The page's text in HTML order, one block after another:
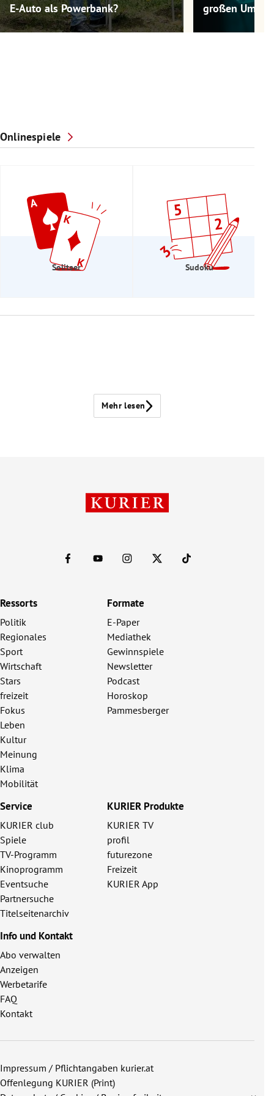
E-Auto als Powerbank?
großen
Onlinespiele
Solitaer Sudoku
Mehr lesen
Ressorts
Politik
Regionales
Sport
Wirtschaft
Stars
freizeit
Fokus
Leben
Kultur
Meinung
Klima
Mobilität
Formate
E-Paper
Mediathek
Gewinnspiele
Newsletter
Podcast
Horoskop
Pammesberger
Service
KURIER club
Spiele
TV-Programm
Kinoprogramm
Eventsuche
Partnersuche
Titelseitenarchiv
KURIER Produkte
KURIER TV
profil
futurezone
Freizeit
KURIER App
Info und Kontakt
Abo verwalten
Anzeigen
Werbetarife
FAQ
Kontakt
Impressum / Pflichtangaben kurier.at
Offenlegung KURIER (Print)